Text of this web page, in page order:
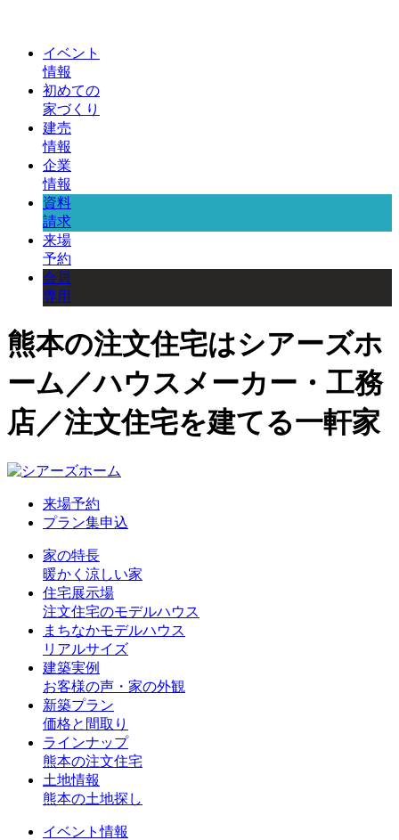
イベント
情報
初めての
家づくり
建売
情報
企業
情報
資料
請求
来場
予約
会員
専用
熊本の注文住宅はシアーズホ
ーム／ハウスメーカー・工務
店／注文住宅を建てる一軒家
来場予約
プラン集申込
家の特長
暖かく涼しい家
住宅展示場
注文住宅のモデルハウス
まちなかモデルハウス
リアルサイズ
建築実例
お客様の声・家の外観
新築プラン
価格と間取り
ラインナップ
熊本の注文住宅
土地情報
熊本の土地探し
イベント情報